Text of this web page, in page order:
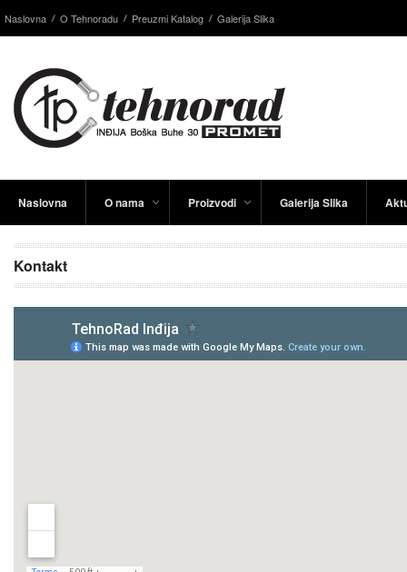
Naslovna O Tehnoradu Preuzmi Katalog Galerija Slika
Naslovna O nama Proizvodi Galerija Slika
Kontakt